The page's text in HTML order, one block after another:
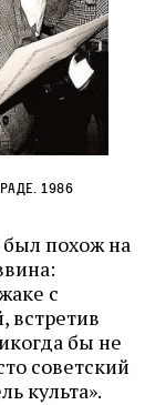
1986
похож на
с
встретив
бы не
советский
культа».